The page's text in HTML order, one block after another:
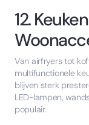
12.
Van airfryers tot
multifunctionele
blijven sterk
LED-lampen,
populair.